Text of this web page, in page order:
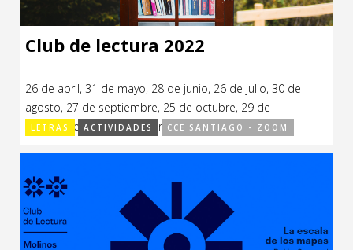
Club de lectura 2022
26 de abril, 31 de mayo, 28 de junio, 26 de julio, 30 de
agosto, 27 de septiembre, 25 de octubre, 29 de
noviembre, 13 de diciembre de 2022.
LETRAS ACTIVIDADES CCE SANTIAGO - ZOOM